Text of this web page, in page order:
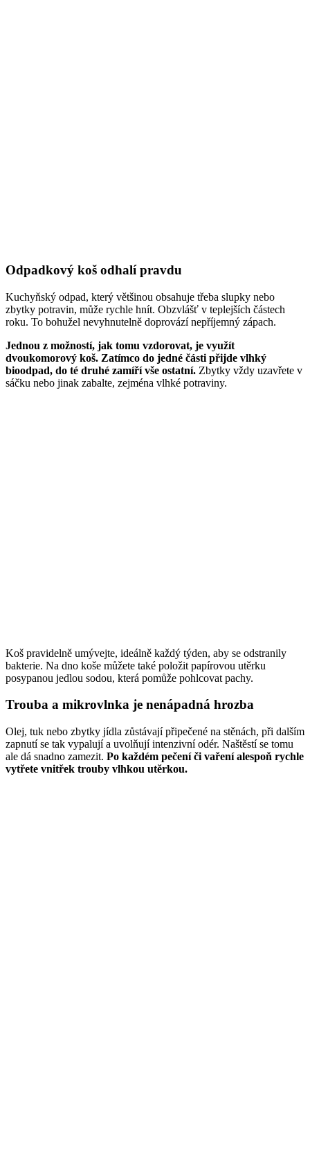
Odpadkový koš odhalí pravdu
Kuchyňský odpad, který většinou obsahuje třeba slupky nebo
zbytky potravin, může rychle hnít. Obzvlášť v teplejších částech
roku. To bohužel nevyhnutelně doprovází nepříjemný zápach.
Jednou z možností, jak tomu vzdorovat, je využít
dvoukomorový koš. Zatímco do jedné části přijde vlhký
bioodpad, do té druhé zamíří vše ostatní. Zbytky vždy uzavřete v
sáčku nebo jinak zabalte, zejména vlhké potraviny.
Koš pravidelně umývejte, ideálně každý týden, aby se odstranily
bakterie. Na dno koše můžete také položit papírovou utěrku
posypanou jedlou sodou, která pomůže pohlcovat pachy.
Trouba a mikrovlnka je nenápadná hrozba
Olej, tuk nebo zbytky jídla zůstávají připečené na stěnách, při dalším
zapnutí se tak vypalují a uvolňují intenzivní odér. Naštěstí se tomu
ale dá snadno zamezit. Po každém pečení či vaření alespoň rychle
vytřete vnitřek trouby vlhkou utěrkou.